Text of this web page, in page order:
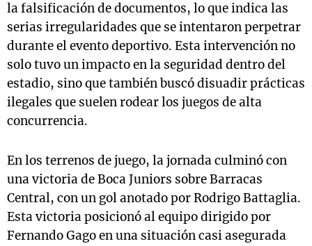
la falsificación de documentos, lo que indica las
serias irregularidades que se intentaron perpetrar
durante el evento deportivo. Esta intervención no
solo tuvo un impacto en la seguridad dentro del
estadio, sino que también buscó disuadir prácticas
ilegales que suelen rodear los juegos de alta
concurrencia.
En los terrenos de juego, la jornada culminó con
una victoria de Boca Juniors sobre Barracas
Central, con un gol anotado por Rodrigo Battaglia.
Esta victoria posicionó al equipo dirigido por
Fernando Gago en una situación casi asegurada